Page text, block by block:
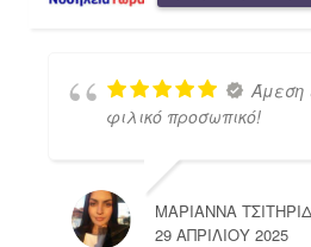
Άμεση
φιλικό προσωπικό!
ΜΑΡΙΑΝΝΑ
29 ΑΠΡΙΛΊΟΥ 2025